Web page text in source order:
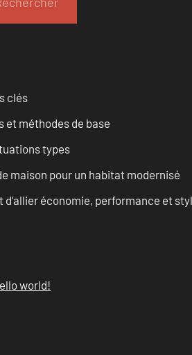
clés
et méthodes de base
types
maison pour un habitat modernisé
économie, performance et
world!